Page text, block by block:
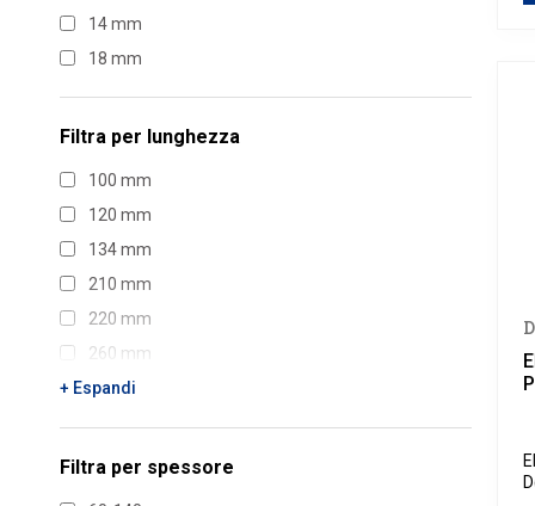
14 mm
18 mm
Filtra per lunghezza
100 mm
120 mm
134 mm
210 mm
220 mm
260 mm
1000 mm
+ Espandi
Filtra per spessore